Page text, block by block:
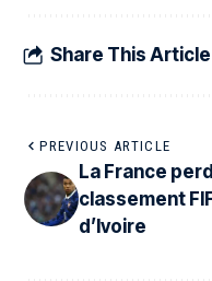
Share This Article
PREVIOUS ARTICLE
La France
classement
d’Ivoire